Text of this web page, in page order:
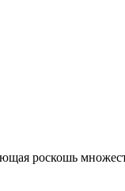
роскошь